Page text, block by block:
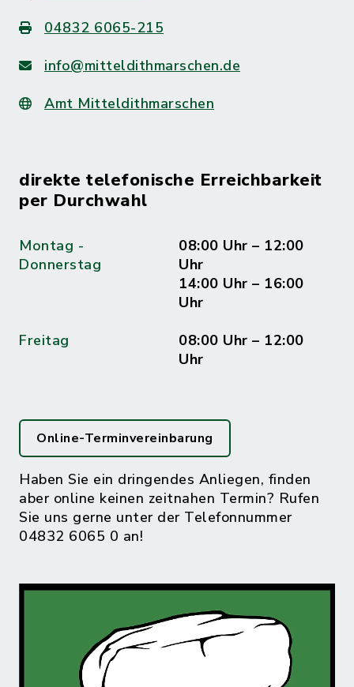
04832 6065-215
info@mitteldithmarschen.de
Amt Mitteldithmarschen
direkte telefonische Erreichbarkeit
per Durchwahl
Montag -
Donnerstag
08:00 Uhr – 12:00
Uhr
14:00 Uhr – 16:00
Uhr
Freitag
08:00 Uhr – 12:00
Uhr
Online-Terminvereinbarung
Haben Sie ein dringendes Anliegen, finden
aber online keinen zeitnahen Termin? Rufen
Sie uns gerne unter der Telefonnummer
04832 6065 0 an!